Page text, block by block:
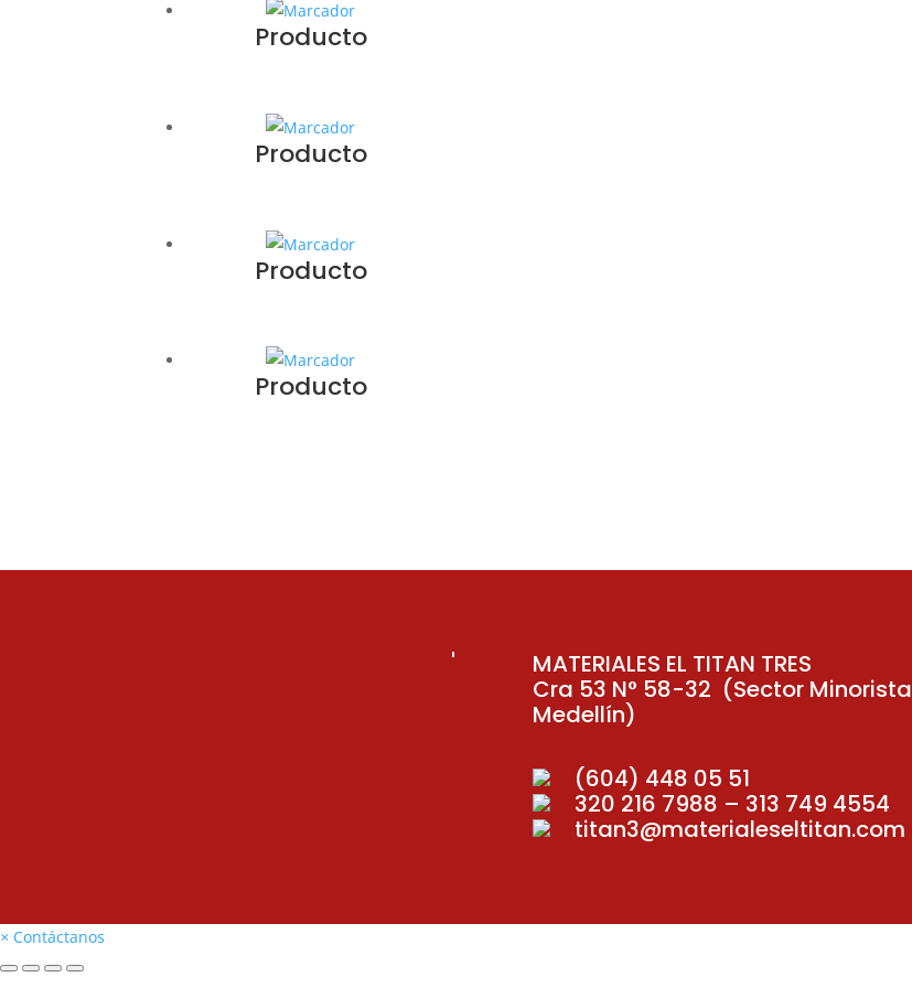
Producto
Producto
Producto
Producto
MATERIALES EL TITAN TRES
Cra 53 N° 58-32 (Sector Minorista
Medellín)
(604) 448 05 51
320 216 7988 – 313 749 4554
titan3@materialeseltitan.com
× Contáctanos